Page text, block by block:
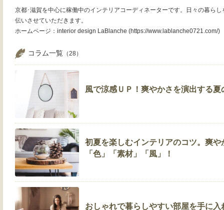
京都･滋賀を中心に稼働中のインテリアコーディネーターです。日々の暮ら
伝いさせていただきます。
ホームページ：interior design LaBlanche (https://www.lablanche0721.com/)
コラム一覧 （28）
風で涼感ＵＰ！爽やかさを演出する
初夏を楽しむインテリアのコツ。爽
「色」「素材」「風」！
おしゃれで暮らしやすい部屋を手に